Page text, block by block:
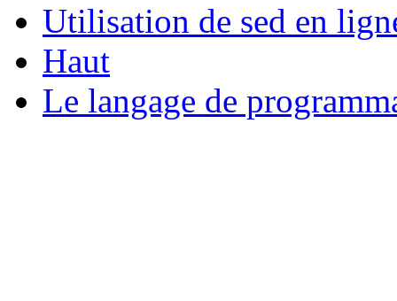
Utilisation de sed en
Haut
Le langage de